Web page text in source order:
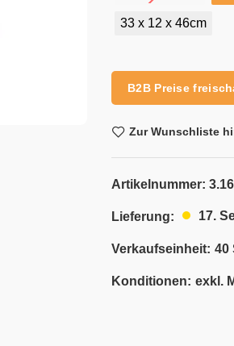
33 x 12 x 46cm
B2B Preise
Zur Wunschliste
Artikelnummer:
Lieferung: 17.
Verkaufseinheit: 40
Konditionen: exkl.